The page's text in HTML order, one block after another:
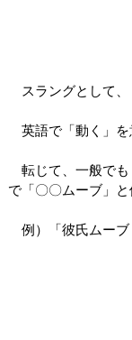
スラングとして、
英語で「動く」を
転じて、一般でも
で「〇〇ムーブ」と
例）「彼氏ムーブ